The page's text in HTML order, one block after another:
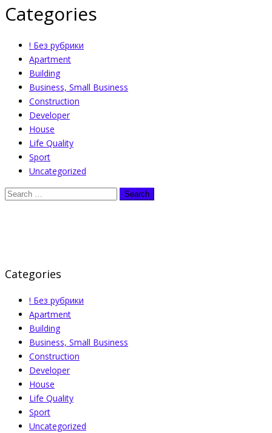
Categories
! Без рубрики
Apartment
Building
Business, Small Business
Construction
Developer
House
Life Quality
Sport
Uncategorized
Categories
! Без рубрики
Apartment
Building
Business, Small Business
Construction
Developer
House
Life Quality
Sport
Uncategorized